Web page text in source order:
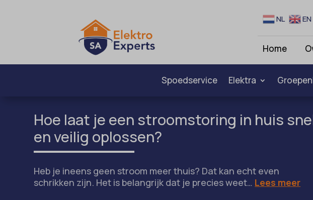
NL EN
Home
Spoedservice Elektra
Hoe laat je een stroomstoring in huis
en veilig oplossen?
Heb je ineens geen stroom meer thuis? Dat kan echt even
schrikken zijn. Het is belangrijk dat je precies weet… Lees meer